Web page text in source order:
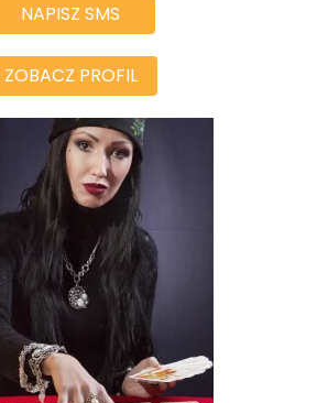
NAPISZ SMS
ZOBACZ PROFIL